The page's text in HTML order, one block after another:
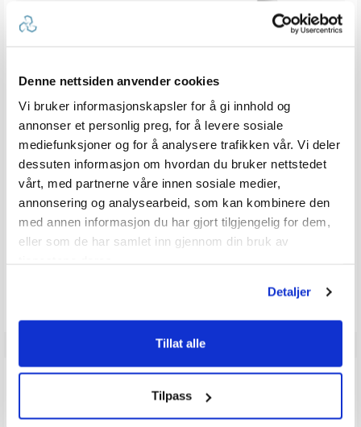
Denne nettsiden anvender cookies
Vi bruker informasjonskapsler for å gi innhold og
annonser et personlig preg, for å levere sosiale
mediefunksjoner og for å analysere trafikken vår. Vi deler
dessuten informasjon om hvordan du bruker nettstedet
vårt, med partnerne våre innen sosiale medier,
annonsering og analysearbeid, som kan kombinere den
med annen informasjon du har gjort tilgjengelig for dem,
eller som de har samlet inn gjennom din bruk av
Detaljer
Tillat alle
Tilpass
Karakter: (3)4.7 av 5 mulige
20+Tilgjengelig
Omgående
5 varianter
fra 59,-
Karakter:
8Tilgjengelig
Omgående
260,-
5 mulige
sammeheng med den aktuelle varen.
ANMELDELSER